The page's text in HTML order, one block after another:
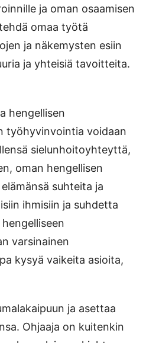
ja oman osaamisen
omaa työtä
ja näkemysten esiin
ja yhteisiä tavoitteita.
hengellisen
työhyvinvointia voidaan
sielunhoitoyhteyttä,
oman hengellisen
suhteita ja
ihmisiin ja suhdetta
varsinainen
kysyä vaikeita asioita,
ja asettaa
Ohjaaja on kuitenkin